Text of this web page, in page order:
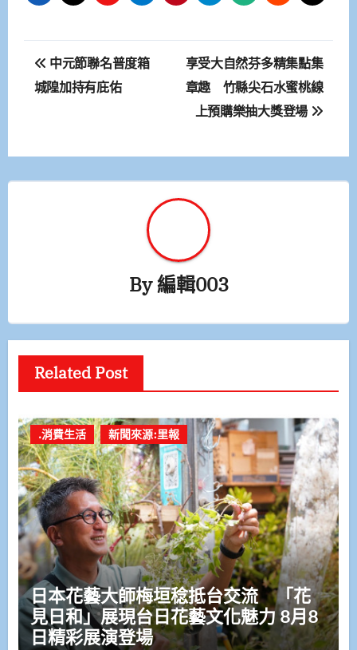
文
章
覽
中元節聯名普度箱
城隍加持有庇佑
享受大自然芬多精集點集
章趣 竹縣尖石水蜜桃線
上預購樂抽大獎登場
By編輯003
Related Post
.消費生活 新聞來源:里報
日本花藝大師梅垣稔抵台交流 「花
見日和」展現台日花藝文化魅力 8月8
日精彩展演登場